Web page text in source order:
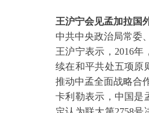
王沪宁会见孟加拉国
中共中央政治局常委
王沪宁表示， 2016年
续在和平共处五项原
推动中孟全面战略合
卡利勒表示，中国是